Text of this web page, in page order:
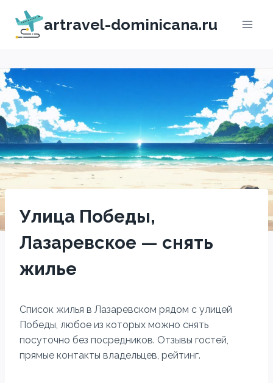
Перейти
содержимому
artravel-dominicana.ru
Улица Победы,
Лазаревское — снять
жилье
Список жилья в Лазаревском рядом с улицей
Победы, любое из которых можно снять
посуточно без посредников. Отзывы гостей,
прямые контакты владельцев, рейтинг.